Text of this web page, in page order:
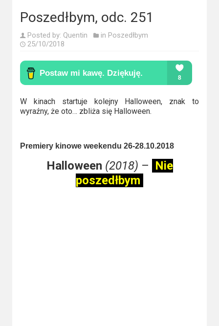
polskie
Komedie
Korea
Południowa
Filmy
oparte
Thrillery
Poszedłbym, odc. 251
Posted by: Quentin in Poszedłbym
25/10/2018
W kinach startuje kolejny Halloween, znak to
wyraźny, że oto… zbliża się Halloween.
Premiery kinowe weekendu 26-28.10.2018
Halloween (2018) – Nie
poszedłbym